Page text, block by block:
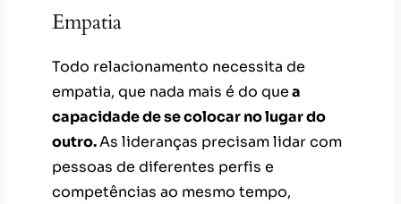
Empatia
Todo relacionamento necessita de
empatia, que nada mais é do quea
capacidade de se colocar no lugar do
outro.As lideranças precisam lidar com
pessoas de diferentes perfis e
competências ao mesmo tempo,